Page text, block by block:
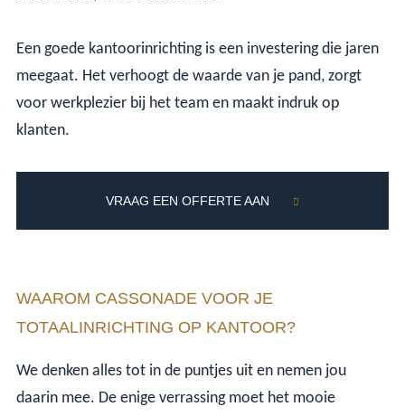
Een goede kantoorinrichting is een investering die jaren
meegaat. Het verhoogt de waarde van je pand, zorgt
voor werkplezier bij het team en maakt indruk op
klanten.
VRAAG EEN OFFERTE AAN
WAAROM CASSONADE VOOR JE
TOTAALINRICHTING OP KANTOOR?
We denken alles tot in de puntjes uit en nemen jou
daarin mee. De enige verrassing moet het mooie